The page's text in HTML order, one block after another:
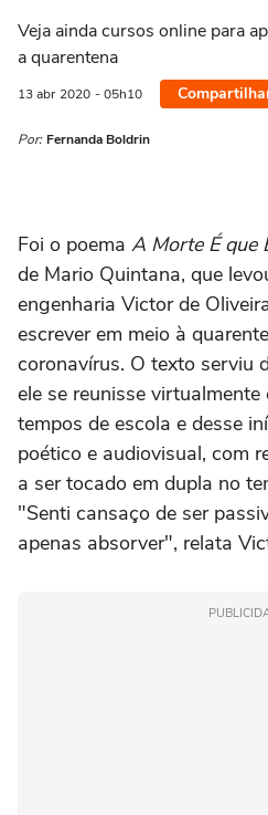
Veja ainda cursos online para
a quarentena
13 abr 2020 - 05h10
Por: Fernanda Boldrin
Foi o poema A Morte É que
de Mario Quintana, que
engenharia Victor de
escrever em meio à
coronavírus. O texto serviu
ele se reunisse
tempos de escola e desse
poético e audiovisual, com
a ser tocado em dupla no
"Senti cansaço de ser
apenas absorver", relata